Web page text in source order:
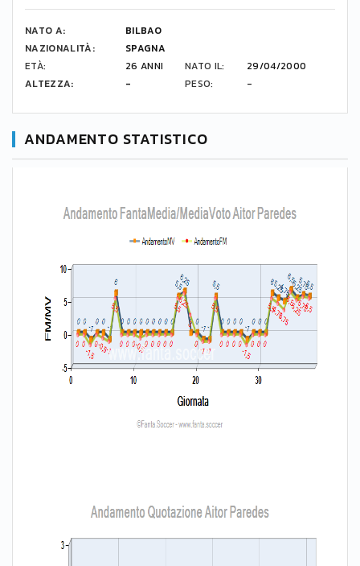
NATO A:
BILBAO
NAZIONALITÀ:
SPAGNA
ETÀ:
26 ANNI NATO IL:
29/04/2000
ALTEZZA:
- PESO: -
ANDAMENTO STATISTICO